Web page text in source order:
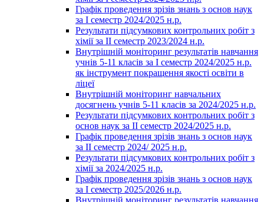
Графік проведення зрізів знань з основ наук
за І семестр 2024/2025 н.р.
Результати підсумкових контрольних робіт з
хімії за ІІ семестр 2023/2024 н.р.
Внутрішній моніторинг результатів навчання
учнів 5-11 класів за І семестр 2024/2025 н.р.
як інструмент покращення якості освіти в
ліцеї
Внутрішній моніторинг навчальних
досягнень учнів 5-11 класів за 2024/2025 н.р.
Результати підсумкових контрольних робіт з
основ наук за ІІ семестр 2024/2025 н.р.
Графік проведення зрізів знань з основ наук
за ІІ семестр 2024/ 2025 н.р.
Результати підсумкових контрольних робіт з
хімії за 2024/2025 н.р.
Графік проведення зрізів знань з основ наук
за І семестр 2025/2026 н.р.
Внутрішній моніторинг результатів навчання